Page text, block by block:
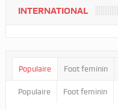
INTERNATIONAL
Populaire Foot feminin
Populaire Foot feminin